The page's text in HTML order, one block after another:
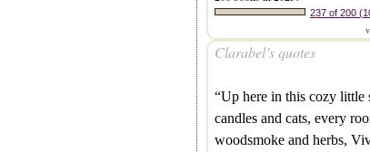
237 of 200
Clarabel’s quotes
“Up here in this cozy little
candles and cats, every
woodsmoke and herbs,